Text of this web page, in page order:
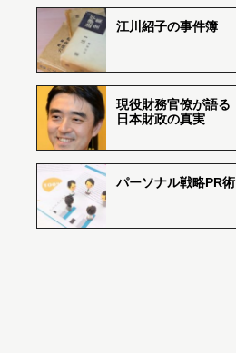
江川紹子の事件簿
現役財務官僚が語る
日本財政の真実
パーソナル戦略PR術